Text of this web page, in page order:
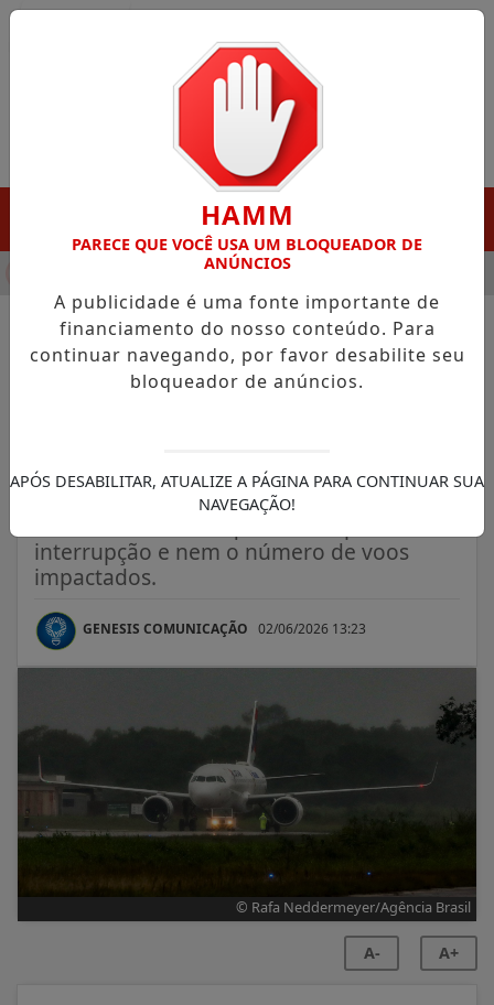
DESTAQUE EM PORTO GRANDE COM ATUAÇÃO VOLTADA
NOTÍCIAS/NOTÍCIAS NACIONAL
Problema operacional
Comando da Aeronáutica explicou que a
falha foi uma “questão técnica externa”.
interrupção e nem o número de voos
impactados.
GENESIS COMUNICAÇÃO 02/06/2026 13:23
© Rafa Neddermeyer/Agência Brasil
A- A+
HAMM
PARECE QUE VOCÊ USA UM BLOQUEADOR DE
ANÚNCIOS
A publicidade é uma fonte importante de
financiamento do nosso conteúdo. Para
continuar navegando, por favor desabilite seu
bloqueador de anúncios.
APÓS DESABILITAR, ATUALIZE A PÁGINA PARA CONTINUAR SUA
NAVEGAÇÃO!